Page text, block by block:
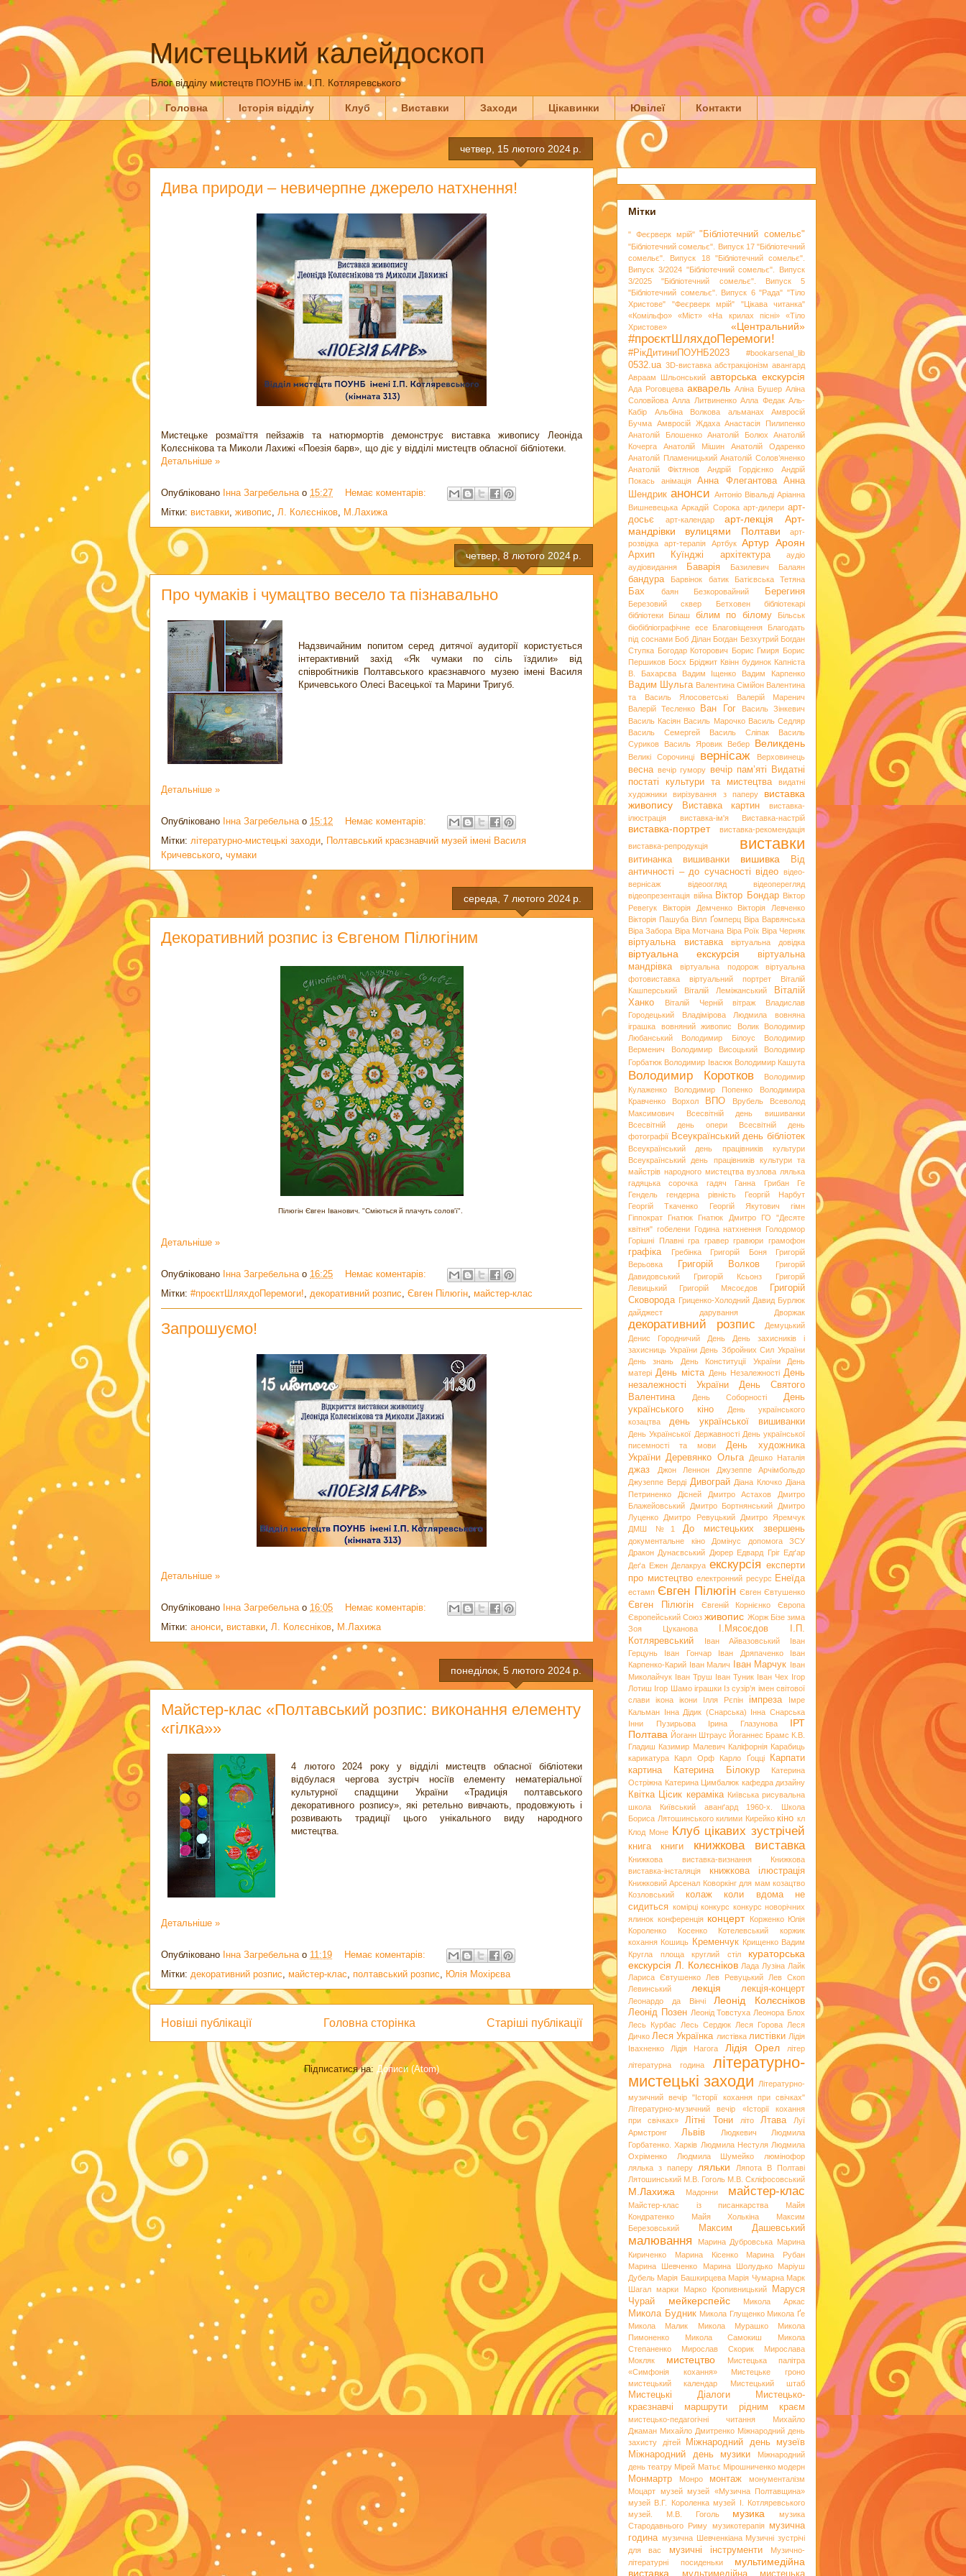
Мистецький калейдоскоп
Блог відділу мистецтв ПОУНБ ім. І.П. Котляревського
Головна Історія відділу Клуб Виставки Заходи Цікавинки Ювілеї Контакти
четвер, 15 лютого 2024 р.
Дива природи – невичерпне джерело натхнення!
Мистецьке розмаїття пейзажів та натюрмортів демонструє виставка живопису Леоніда
Колєснікова та Миколи Лахижі «Поезія барв», що діє у відділі мистецтв обласної бібліотеки.
Детальніше »
Опубліковано Інна Загребельна о 15:27
Немає коментарів:
Мітки: виставки живопис Л. Колєсніков М.Лахижа
четвер, 8 лютого 2024 р.
Про чумаків і чумацтво весело та пізнавально
Надзвичайним попитом серед дитячої аудиторії користується
інтерактивний захід «Як чумаки по сіль їздили» від
співробітників Полтавського краєзнавчого музею імені Василя
Кричевського Олесі Васецької та Марини Тригуб.
Детальніше »
Опубліковано Інна Загребельна о 15:12
Немає коментарів:
Мітки: літературно-мистецькі заходи
Полтавський краєзнавчий музей імені Василя
Кричевського чумаки
середа, 7 лютого 2024 р.
Декоративний розпис із Євгеном Пілюгіним
Пілюгін Євген Іванович. "Сміються й плачуть солов'ї".
Детальніше »
Опубліковано Інна Загребельна о 16:25
Немає коментарів:
Мітки: #проєктШляхдоПеремоги!, декоративний розпис, Євген Пілюгін, майстер-клас
Запрошуємо!
Детальніше »
Опубліковано Інна Загребельна о 16:05
Немає коментарів:
Мітки: анонси, виставки, Л. Колєсніков, М.Лахижа
понеділок, 5 лютого 2024 р.
Майстер-клас «Полтавський розпис: виконання елементу
«гілка»»
4 лютого 2024 року у відділі мистецтв обласної бібліотеки
відбулася чергова зустріч носіїв елементу нематеріальної
культурної спадщини України «Традиція полтавського
декоративного розпису», які ретельно вивчають, продовжують і
розвивають традиції цього унікального виду народного
мистецтва.
Детальніше »
Опубліковано Інна Загребельна о 11:19
Немає коментарів:
Мітки: декоративний розпис, майстер-клас, полтавський розпис, Юлія Мохірєва
Новіші публікації Старіші публікації
Головна сторінка
Підписатися на: Дописи (Atom)
Мітки
" Феєрверк мрій" "Бібліотечний сомельє"
"Бібліотечний сомельє". Випуск 17 "Бібліотечний
сомельє". Випуск 18
"Бібліотечний сомельє".
Випуск 3/2024 "Бібліотечний сомельє". Випуск
3/2025
"Бібліотечний сомельє". Випуск 5
"Бібліотечний сомельє". Випуск 6 "Рада" "Тіло
Христове"
"Феєрверк мрій"
"Цікава читанка"
«Комільфо»
«Міст» «На крилах пісні»
«Тіло
Христове»
«Центральний»
#проєктШляхдоПеремоги!
#РікДитиниПОУНБ2023 #bookarsenal_lib
0532.ua 3D-виставка абстракціонізм авангард
Авраам Шльонський авторська екскурсія
Ада Роговцева акварель Аліна Бушер Аліна
Соловйова Алла Литвиненко Алла Федак Аль-
Кабір
Альбіна Волкова альманах
Амвросій
Бучма Амвросій Ждаха Анастасія Пилипенко
Анатолій Блошенко
Анатолій Болюх
Анатолій
Кочерга
Анатолій Мішин
Анатолій Одаренко
Анатолій Пламеницький Анатолій Солов’яненко
Анатолій Фіктянов
Андрій Гордієнко
Андрій
Покась
анімація Анна Флегантова
Анна
Шендрик анонси Антоніо Вівальді Аріанна
Вишневецька Аркадій Сорока арт-дилери арт-
досьє
арт-календар арт-лекція
Арт-
мандрівки вулицями Полтави
арт-
розвідка
арт-терапія Артбук Артур Ароян
Архип Куїнджі архітектура
аудіо
аудіовидання
Баварія Базилевич Балаян
бандура Барвінок батик Батієвська Тетяна
Бах баян Безкоровайний Берегиня
Березовий сквер Бетховен
бібліотекарі
бібліотеки
Білаш білим по білому
Більськ
біобібліографічне есе
Благовіщення
Благодать
під соснами Боб Ділан Богдан Безхутрий Богдан
Ступка Богодар Которович Борис Гмиря Борис
Першиков Босх Бріджит Квінн будинок Капніста
В. Бахарєва
Вадим Іщенко Вадим Карпенко
Вадим Шульга Валентина Сімійон Валентина
та Василь Ялосоветські
Валерій Маренич
Валерій Тесленко
Ван Гог
Василь Зінкевич
Василь Касіян Василь Марочко Василь Седляр
Василь Семергей
Василь Сліпак
Василь
Суриков
Василь Яровик Вебер Великдень
Великі Сорочинці вернісаж Верховинець
весна вечір гумору вечір пам’яті
Видатні
постаті культури та мистецтва
видатні
художники
вирізування з паперу
виставка
живопису
Виставка картин
виставка-
ілюстрація
виставка-ім'я Виставка-настрій
виставка-портрет
виставка-рекомендація
виставка-репродукція
виставки
витинанка вишиванки вишивка
Від
античності – до сучасності відео відео-
вернісаж
відеоогляд
відеоперегляд
відеопрезентація війна Віктор Бондар Віктор
Ревегук
Вікторія Демченко
Вікторія Левченко
Вікторія Пашуба Вілл Ґомперц Віра Варвянська
Віра Забора Віра Мотчана Віра Роїк Віра Черняк
віртуальна виставка віртуальна довідка
віртуальна екскурсія
віртуальна
мандрівка
віртуальна подорож
віртуальна
фотовиставка
віртуальний портрет
Віталій
Кашперський
Віталій Леміжанський
Віталій
Ханко
Віталій Черній вітраж
Владислав
Городецький
Владімірова Людмила
вовняна
іграшка
вовняний живопис Волик
Володимир
Любанський
Володимир Білоус
Володимир
Верменич
Володимир Висоцький
Володимир
Горбатюк Володимир Івасюк Володимир Кашута
Володимир Коротков
Володимир
Кулаженко
Володимир Попенко
Володимира
Кравченко
Ворхол ВПО Врубель
Всеволод
Максимович
Всесвітній день вишиванки
Всесвітній день опери
Всесвітній день
фотографії Всеукраїнський день бібліотек
Всеукраїнський день працівників культури
Всеукраїнський день працівників культури та
майстрів народного мистецтва вузлова лялька
гадяцька сорочка
гадяч Ганна Грибан
Ге
Гендель
гендерна рівність
Георгій Нарбут
Георгій Ткаченко
Георгій Якутович
гімн
Гіппократ
Гнатюк Гнатюк Дмитро
ГО "Десяте
квітня" гобелени Година натхнення Голодомор
Горішні Плавні гра гравер гравюри грамофон
графіка Гребінка Григорій Боня
Григорій
Верьовка
Григорій Волков
Григорій
Давидовський
Григорій Ксьонз
Григорій
Левицький
Григорій Мясоєдов
Григорій
Сковорода Гриценко-Холодний Давид Бурлюк
дайджест
дарування Дворжак
декоративний розпис
Демуцький
Денис Городничий
День
День захисників і
захисниць України День Збройних Сил України
День знань
День Конституції України
День
матері День міста День Незалежності День
незалежності України
День Святого
Валентина
День Соборності
День
українського кіно
День українського
козацтва
день української вишиванки
День Української Державності День української
писемності та мови
День художника
України Деревянко Ольга Дешко Наталія
джаз Джон Леннон
Джузеппе Арчімбольдо
Джузеппе Верді Дивограй Діана Клочко Діана
Петриненко
Дісней Дмитро Астахов
Дмитро
Блажейовський
Дмитро Бортнянський
Дмитро
Луценко
Дмитро Ревуцький
Дмитро Яремчук
ДМШ №1
До мистецьких звершень
документальне кіно Домінус
допомога ЗСУ
Дракон Дунаєвський Дюрер Едвард Гріг Едґар
Деґа Ежен Делакруа екскурсія експерти
про мистецтво електронний ресурс Енеїда
естамп Євген Пілюгін Євген Євтушенко
Євген Пілюгін Євгеній Корнієнко
Європа
Європейський Союз живопис Жорж Бізе зима
Зоя Цуканова
І.Мясоєдов
І.П.
Котляревський
Іван Айвазовський
Іван
Герцунь
Іван Гончар Іван Дряпаченко
Іван
Карпенко-Карий Іван Малич Іван Марчук Іван
Миколайчук Іван Труш Іван Туник Іван Чех Ігор
Лотиш Ігор Шамо іграшки Із сузір’я імен світової
слави
ікона ікони Ілля Рєпін імпреза
Імре
Кальман Інна Дідик (Снарська) Інна Снарська
Інни Пузирьова
Ірина Глазунова
ІРТ
Полтава Йоганн Штраус Йоганнес Брамс К.В.
Гладиш Казимир Малевич Каліфорнія Карабиць
карикатура
Карл Орф Карло Ґоцці
Карпати
картина
Катерина Білокур
Катерина
Остріжна Катерина Цимбалюк кафедра дизайну
Квітка Цісик кераміка Київська рисувальна
школа
Київський аванґард 1960-х. Школа
Бориса Лятошинського килими Кирейко кіно кл
Клод Моне
Клуб цікавих зустрічей
книга книги книжкова виставка
Книжкова виставка-визнання
Книжкова
виставка-інсталяція
книжкова ілюстрація
Книжковий Арсенал Коворкінг для мам козацтво
Козловський
колаж
коли вдома не
сидиться комірці конкурс конкурс новорічних
ялинок конференція концерт
Корженко Юлія
Короленко
Косенко
Котелевський коржик
кохання Кошиць Кременчук Крищенко Вадим
Кругла площа
круглий стіл
кураторська
екскурсія Л. Колєсніков Лада Лузіна Лайк
Лариса Євтушенко
Лев Ревуцький
Лев Скоп
Левинський
лекція лекція-концерт
Леонардо да Вінчі Леонід Колєсніков
Леонід Позен Леонід Товстуха Леонора Блох
Лесь Курбас
Лесь Сердюк Леся Горова Леся
Дичко Леся Українка листівка листівки Лідія
Івахненко
Лідія Нагога Лідія Орел
літер
літературна година
літературно-
мистецькі заходи
Літературно-
музичний вечір "Історії кохання при свічках"
Літературно-музичний вечір «Історії кохання
при свічках»
Літні Тони літо Лтава
Луї
Армстронг
Львів Людкевич
Людмила
Горбатенко. Харків Людмила Нестуля Людмила
Охріменко
Людмила Шумейко
люмінофор
лялька з паперу
ляльки
Ляпота В Полтаві
Лятошинський М.В. Гоголь М.В. Скліфосовський
М.Лахижа Мадонни майстер-клас
Майстер-клас із писанкарства
Майя
Кондратенко
Майя Холькіна
Максим
Березовський
Максим Дашевський
малювання Марина Дубровська Марина
Кириченко
Марина Кісенко
Марина Рубан
Марина Шевченко
Марина Шолудько
Маріуш
Дубель Марія Башкирцева Марія Чумарна Марк
Шагал марки Марко Кропивницький
Маруся
Чурай
мейкерспейс Микола Аркас
Микола Будник Микола Глущенко Микола Ґе
Микола Малик
Микола Мурашко
Микола
Пимоненко
Микола Самокиш
Микола
Степаненко
Мирослав Скорик
Мирослава
Мокляк
мистецтво
Мистецька палітра
«Симфонія кохання»
Мистецьке гроно
мистецький календар
Мистецький штаб
Мистецькі Діалоги
Мистецько-
краєзнавчі маршрути рідним краєм
мистецько-педагогічні читання
Михайло
Джаман Михайло Дмитренко Міжнародний день
захисту дітей
Міжнародний день музеїв
Міжнародний день музики
Міжнародний
день театру Мірей Матьє Мірошниченко модерн
Монмартр Монро монтаж
монументалізм
Моцарт музей музей «Музична Полтавщина»
музей В.Г. Короленка музей І. Котляревського
музей. М.В. Гоголь
музика
музика
Стародавнього Риму музикотерапія
музична
година музична Шевченкіана Музичні зустрічі
для вас
музичні інструменти
Музично-
літературні посиденьки
мультимедійна
виставка
мультимедійна мистецька